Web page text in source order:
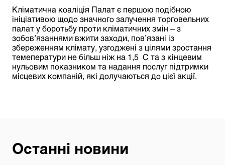
Кліматична коаліція Палат є першою подібною
ініціативою щодо значного залучення торговельних
палат у боротьбу проти кліматичних змін – з
зобов’язаннями вжити заходи, пов’язані із
збереженням клімату, узгоджені з цілями зростання
темеператури не більш ніж на 1,5 C та з кінцевим
нульовим показником та надання послуг підтримки
місцевих компаній, які долучаються до цієї акції.
Останні новини